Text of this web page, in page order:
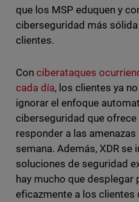
que los MSP eduquen y
ciberseguridad más
clientes.
Con ciberataques
cada día, los clientes ya
ignorar el enfoque
ciberseguridad que ofrece
responder a las
semana. Además, XDR
soluciones de seguridad
hay mucho que desplegar
eficazmente a los clientes